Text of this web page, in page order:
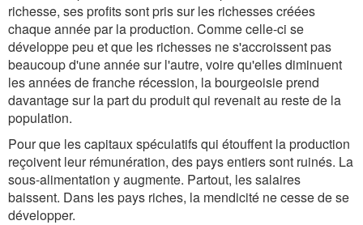
richesse, ses profits sont pris sur les richesses créées
chaque année par la production. Comme celle-ci se
développe peu et que les richesses ne s'accroissent pas
beaucoup d'une année sur l'autre, voire qu'elles diminuent
les années de franche récession, la bourgeoisie prend
davantage sur la part du produit qui revenait au reste de la
population.
Pour que les capitaux spéculatifs qui étouffent la production
reçoivent leur rémunération, des pays entiers sont ruinés. La
sous-alimentation y augmente. Partout, les salaires
baissent. Dans les pays riches, la mendicité ne cesse de se
développer.